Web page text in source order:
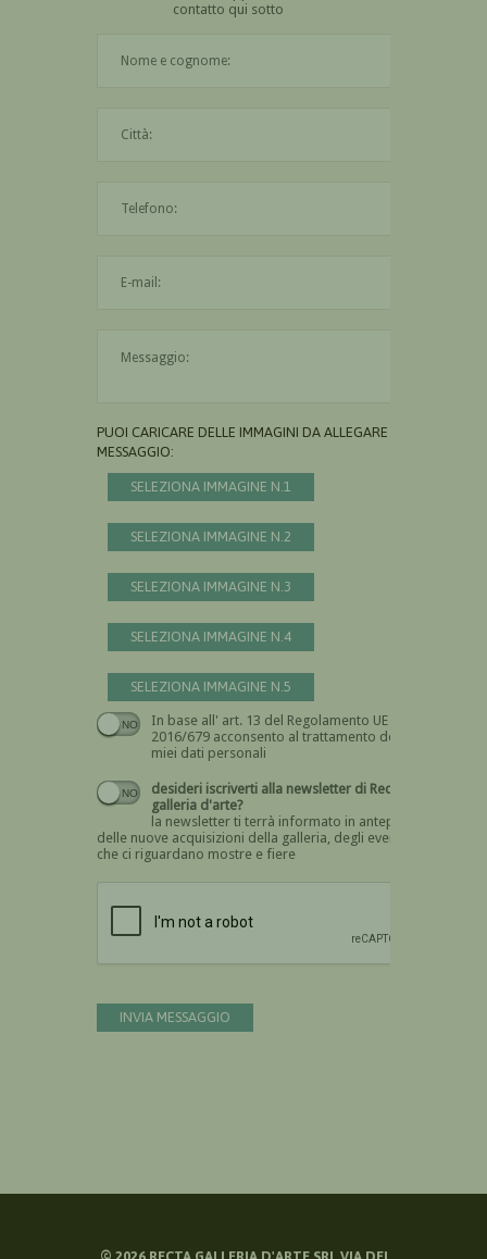
contatto qui sotto
PUOI CARICARE DELLE IMMAGINI DA ALLEGARE AL
MESSAGGIO:
SELEZIONA IMMAGINE N.1
SELEZIONA IMMAGINE N.2
SELEZIONA IMMAGINE N.3
SELEZIONA IMMAGINE N.4
SELEZIONA IMMAGINE N.5
In base all' art. 13 del Regolamento UE n.
2016/679 acconsento al trattamento dei
miei dati personali
Devi dare il consenso
desideri iscriverti alla newsletter di Recta
galleria d'arte?
la newsletter ti terrà informato in anteprima
delle nuove acquisizioni della galleria, degli eventi
che ci riguardano mostre e fiere
INVIA MESSAGGIO